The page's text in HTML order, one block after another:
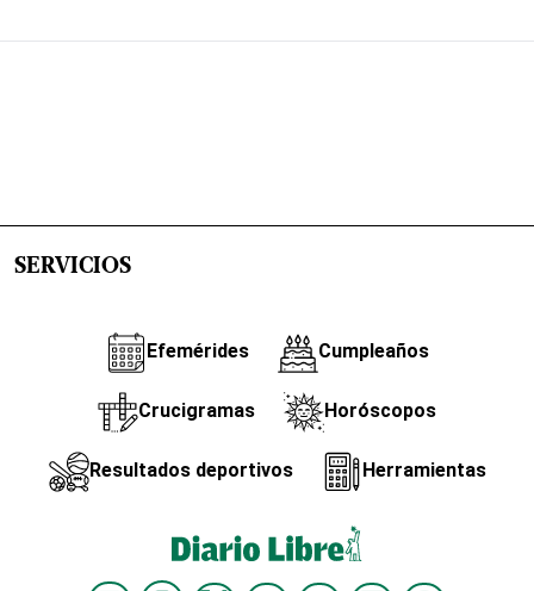
SERVICIOS
Efemérides Cumpleaños
Crucigramas Horóscopos
Resultados deportivos Herramientas